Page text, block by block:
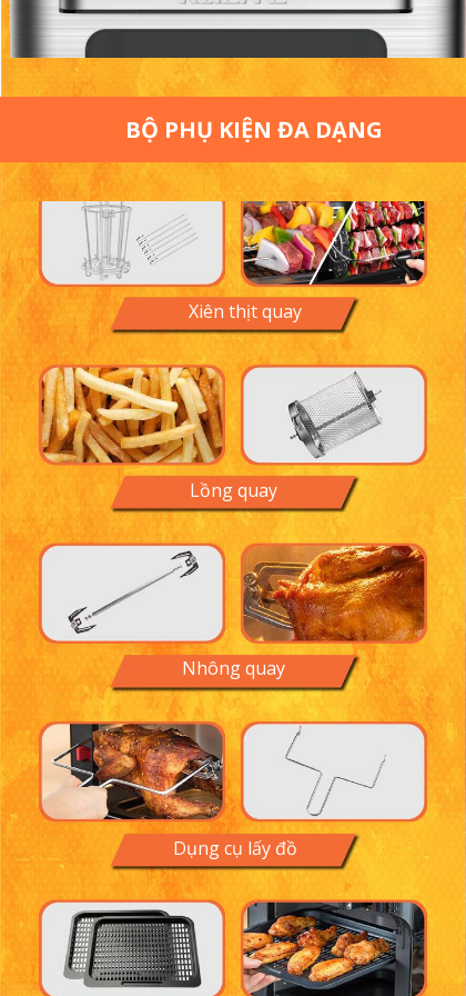
BỘ PHỤ KIỆN ĐA DẠNG
KALITE Q10
Phụ kiện đa dạng với 8 món phụ kiện đi kèm
Tiện ích - đa dụng - đa chức năng
Nhông quay
Lồng quay
BỘ PHỤ KIỆN ĐA DẠNG
Xiên thịt quay
Lồng quay
Nhông quay
Dụng cụ lấy đồ